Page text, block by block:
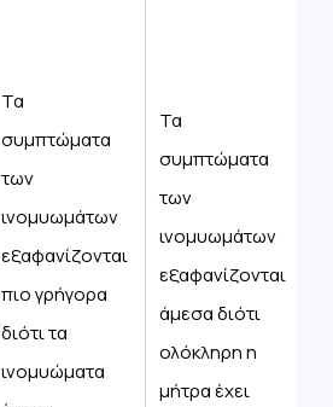
Τα
συμπτώματα
των
ινομυωμάτων
εξαφανίζονται
πιο γρήγορα
διότι τα
ινομυώματα
Τα
συμπτώματα
των
ινομυωμάτων
εξαφανίζονται
άμεσα διότι
ολόκληρη η
μήτρα έχει